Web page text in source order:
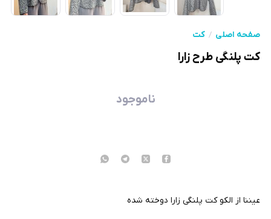
صفحه اصلی کت‌
کت پلنگی طرح زارا
ناموجود
عیننا از الکو کت پلنگی زارا دوخته شده